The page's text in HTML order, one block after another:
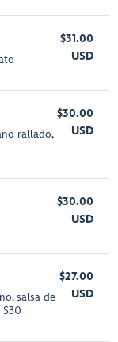
$31.00
USD
rallado,
$30.00
USD
$30.00
USD
salsa de
$30
$27.00
USD